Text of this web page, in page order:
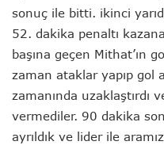
sonuç ile bitti. ikinci
52. dakika penaltı
başına geçen Mithat’ın
zaman ataklar yapıp gol
zamanında uzaklaştırdı
vermediler. 90 dakika
ayrıldık ve lider ile